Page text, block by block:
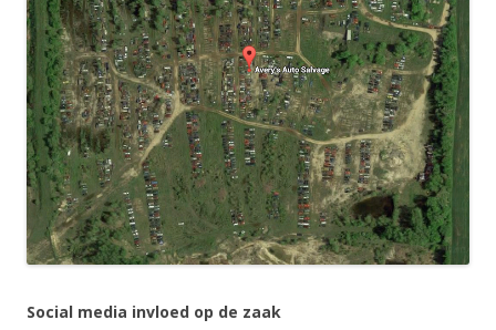
Social media invloed op de zaak